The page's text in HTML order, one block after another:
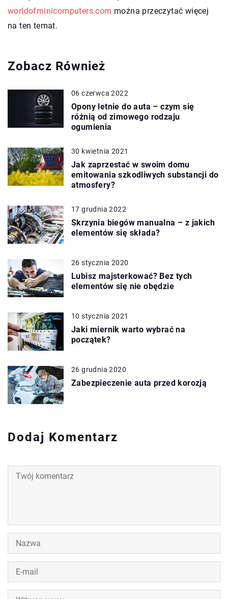
worldofminicomputers.com można przeczytać więcej
na ten temat.
Zobacz Również
06 czerwca 2022
Opony letnie do auta – czym się
różnią od zimowego rodzaju
ogumienia
30 kwietnia 2021
Jak zaprzestać w swoim domu
emitowania szkodliwych substancji do
atmosfery?
17 grudnia 2022
Skrzynia biegów manualna – z jakich
elementów się składa?
26 stycznia 2020
Lubisz majsterkować? Bez tych
elementów się nie obędzie
10 stycznia 2021
Jaki miernik warto wybrać na
początek?
26 grudnia 2020
Zabezpieczenie auta przed korozją
Dodaj Komentarz